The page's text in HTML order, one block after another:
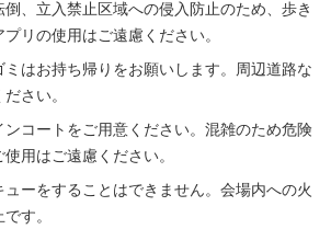
倒、立入禁止区域への侵入防止のため、歩き
リの使用はご遠慮ください。
はお持ち帰りをお願いします。周辺道路な
さい。
ンコートをご用意ください。混雑のため危険
用はご遠慮ください。
ーをすることはできません。会場内への火
す。